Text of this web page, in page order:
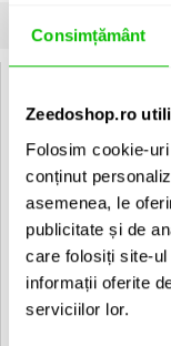
Consimțământ
Zeedoshop.ro
Folosim cookie-
conținut
asemenea, le
publicitate și de
care folosiți site-
informații oferite
serviciilor lor.
INFORMATII
Specificatii:
Material: Delrin
Cantitate: 6
EAN: 676744013035
Vezi toate produsele
Vezi toate produsele